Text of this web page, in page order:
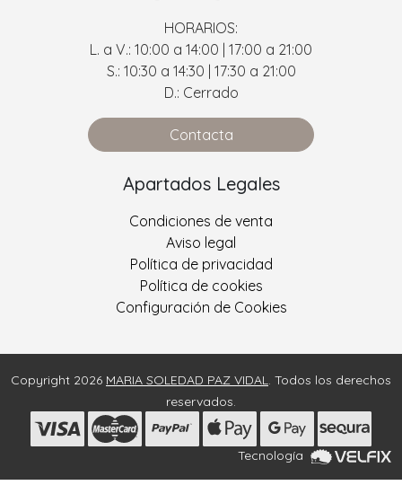
HORARIOS:
L. a V.: 10:00 a 14:00 | 17:00 a 21:00
S.: 10:30 a 14:30 | 17:30 a 21:00
D.: Cerrado
Contacta
Apartados Legales
Condiciones de venta
Aviso legal
Política de privacidad
Política de cookies
Configuración de Cookies
Copyright 2026 MARIA SOLEDAD PAZ VIDAL. Todos los derechos
reservados.
Tecnología